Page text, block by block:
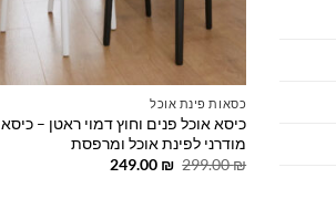
כסאות פינת אוכל
כיסא אוכל פנים וחוץ דמוי ראטן – כיסא
מודרני לפינת אוכל ומרפסת
299.00₪
המחיר
249.00 ₪